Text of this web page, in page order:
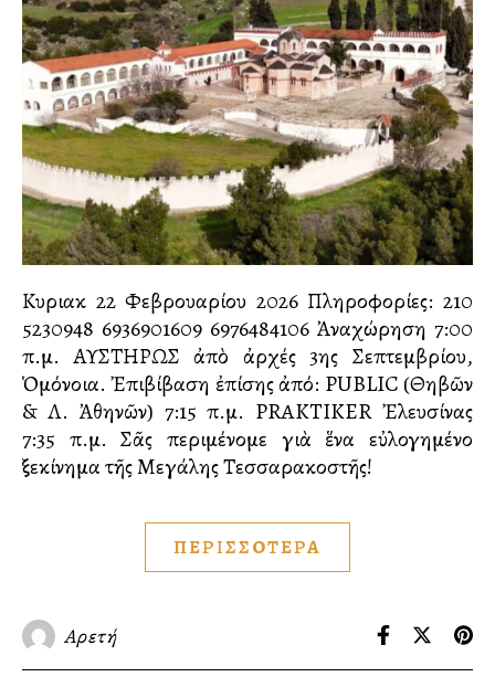
Κυριακὴ 22 Φεβρουαρίου 2026 Πληροφορίες: 210
5230948 6936901609 6976484106 Ἀναχώρηση 7:00
π.μ. ΑΥΣΤΗΡΩΣ ἀπὸ ἀρχές 3ης Σεπτεμβρίου,
Ὁμόνοια. Ἐπιβίβαση ἐπίσης ἀπό: PUBLIC (Θηβῶν
& Λ. Ἀθηνῶν) 7:15 π.μ. PRAKTIKER Ἐλευσίνας
7:35 π.μ. Σᾶς περιμένομε γιὰ ἕνα εὐλογημένο
ξεκίνημα τῆς Μεγάλης Τεσσαρακοστῆς!
ΠΕΡΙΣΣΟΤΕΡΑ
Αρετή